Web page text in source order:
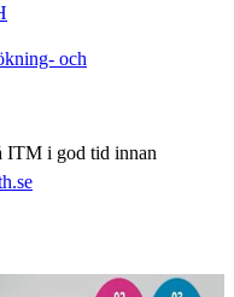
och
ITM i god tid innan